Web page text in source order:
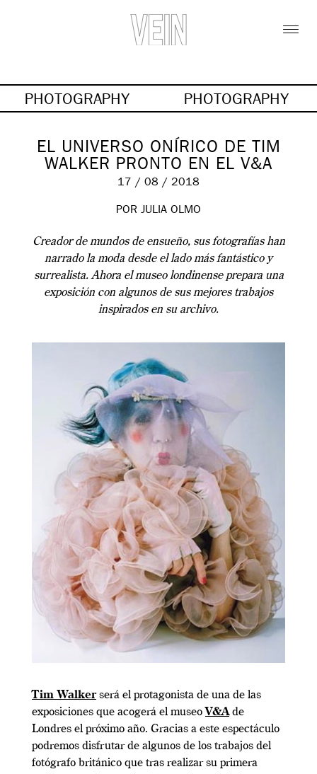
PHOTOGRAPHY PHOTOGRAPHY
EL UNIVERSO ONÍRICO DE TIM
WALKER PRONTO EN EL V&A
17 / 08 / 2018
POR JULIA OLMO
Creador de mundos de ensueño, sus fotografías han
narrado la moda desde el lado más fantástico y
surrealista. Ahora el museo londinense prepara una
exposición con algunos de sus mejores trabajos
inspirados en su archivo.
Tim Walkerserá el protagonista de una de las
exposiciones que acogerá el museo V&Ade
Londres el próximo año. Gracias a este espectáculo
podremos disfrutar de algunos de los trabajos del
fotógrafo británico que tras realizar su primera